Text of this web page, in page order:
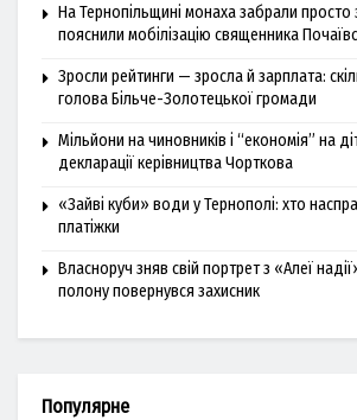
На Тернопільщині монаха забрали просто
пояснили мобілізацію священника
Зросли рейтинги — зросла й зарплата:
голова Більче-Золотецької громади
Мільйони на чиновників і “економія” на
декларації керівництва Чорткова
«Зайві куби» води у Тернополі: хто
платіжки
Власноруч зняв свій портрет з «Алеї
полону повернувся захисник
Популярне